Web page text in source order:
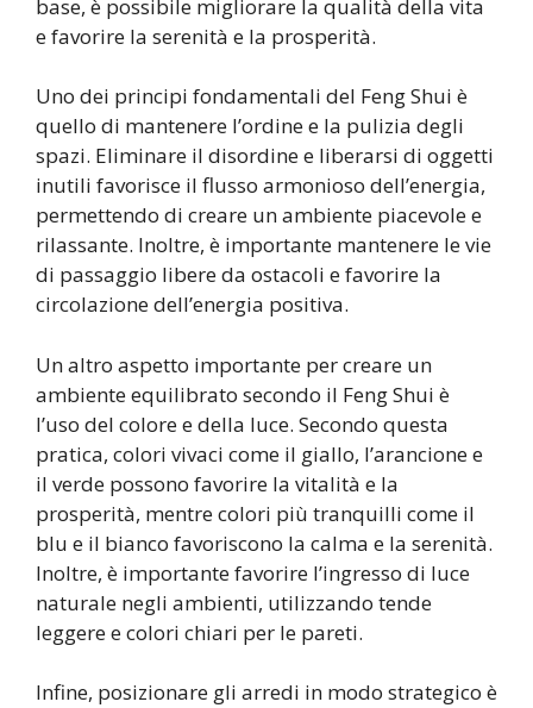
base, è possibile migliorare la qualità della vita
e favorire la serenità e la prosperità.
Uno dei principi fondamentali del Feng Shui è
quello di mantenere l’ordine e la pulizia degli
spazi. Eliminare il disordine e liberarsi di oggetti
inutili favorisce il flusso armonioso dell’energia,
permettendo di creare un ambiente piacevole e
rilassante. Inoltre, è importante mantenere le vie
di passaggio libere da ostacoli e favorire la
circolazione dell’energia positiva.
Un altro aspetto importante per creare un
ambiente equilibrato secondo il Feng Shui è
l’uso del colore e della luce. Secondo questa
pratica, colori vivaci come il giallo, l’arancione e
il verde possono favorire la vitalità e la
prosperità, mentre colori più tranquilli come il
blu e il bianco favoriscono la calma e la serenità.
Inoltre, è importante favorire l’ingresso di luce
naturale negli ambienti, utilizzando tende
leggere e colori chiari per le pareti.
Infine, posizionare gli arredi in modo strategico è